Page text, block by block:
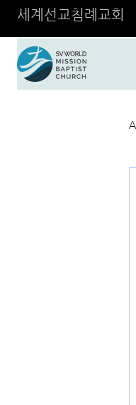
세계선교침례교회